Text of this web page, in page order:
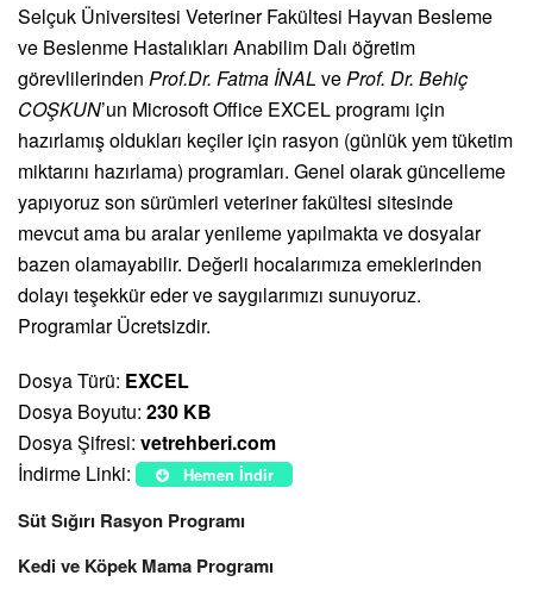
Selçuk Üniversitesi Veteriner Fakültesi Hayvan Besleme
ve Beslenme Hastalıkları Anabilim Dalı öğretim
görevlilerinden Prof.Dr. Fatma İNAL veProf. Dr. Behiç
COŞKUN’un Microsoft Office EXCEL programı için
hazırlamış oldukları keçiler için rasyon (günlük yem tüketim
miktarını hazırlama) programları. Genel olarak güncelleme
yapıyoruz son sürümleri veteriner fakültesi sitesinde
mevcut ama bu aralar yenileme yapılmakta ve dosyalar
bazen olamayabilir. Değerli hocalarımıza emeklerinden
dolayı teşekkür eder ve saygılarımızı sunuyoruz.
Programlar Ücretsizdir.
Dosya Türü: EXCEL
Dosya Boyutu: 230 KB
Dosya Şifresi: vetrehberi.com
İndirme Linki:
Hemen İndir
Süt Sığırı Rasyon Programı
Kedi ve Köpek Mama Programı